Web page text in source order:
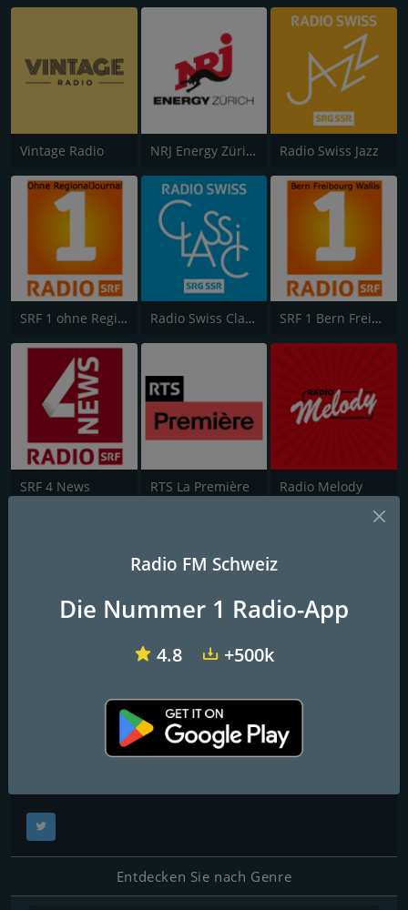
Vintage Radio NRJ Energy Zürich Radio Swiss Jazz
SRF 1 ohne RegionalJournal Radio Swiss Classic SRF 1 Bern Freibourg Wallis
SRF 4 News RTS La Première Radio Melody
Kontakte
http://www.1.fm/
Entdecken Sie nach Genre
Radio FM Schweiz
Die Nummer 1 Radio-App
4.8 +500k